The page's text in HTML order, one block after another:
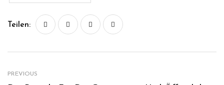
Teilen:
PREVIOUS